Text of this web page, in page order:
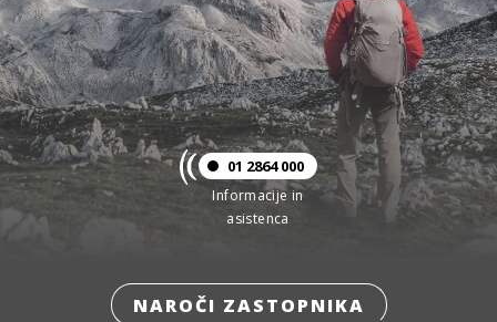
01 2864 000
Informacije in
asistenca
NAROČI ZASTOPNIKA